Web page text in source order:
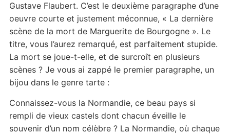
Gustave Flaubert. C’est le deuxième paragraphe d’une
oeuvre courte et justement méconnue, « La dernière
scène de la mort de Marguerite de Bourgogne ». Le
titre, vous l’aurez remarqué, est parfaitement stupide.
La mort se joue-t-elle, et de surcroît en plusieurs
scènes ? Je vous ai zappé le premier paragraphe, un
bijou dans le genre tarte :
Connaissez-vous la Normandie, ce beau pays si
rempli de vieux castels dont chacun éveille le
souvenir d’un nom célèbre ? La Normandie, où chaque